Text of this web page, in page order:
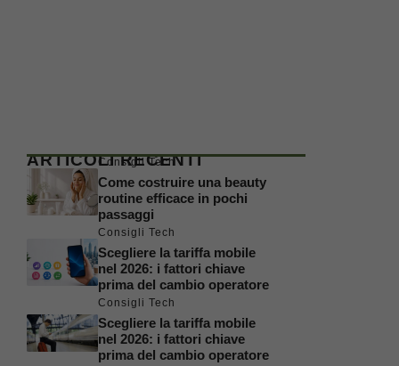
ARTICOLI RECENTI
Consigli Tech
Come costruire una beauty
routine efficace in pochi
passaggi
Consigli Tech
Scegliere la tariffa mobile
nel 2026: i fattori chiave
prima del cambio operatore
Consigli Tech
Scegliere la tariffa mobile
nel 2026: i fattori chiave
prima del cambio operatore